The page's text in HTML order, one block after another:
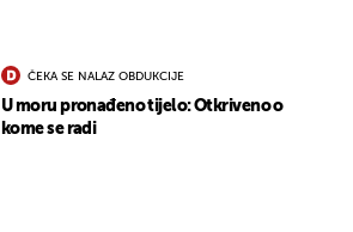
ČEKA SE NALAZ OBDUKCIJE
U moru pronađeno tijelo: Otkriveno o
kome se radi